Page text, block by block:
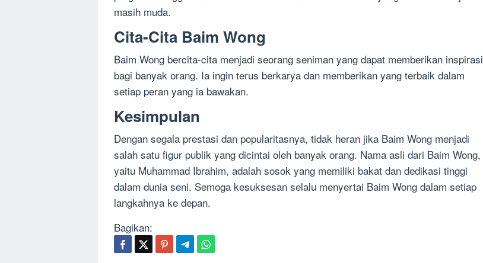
masih muda.
Cita-Cita Baim Wong
Baim Wong bercita-cita menjadi seorang seniman yang dapat memberikan inspirasi
bagi banyak orang. Ia ingin terus berkarya dan memberikan yang terbaik dalam
setiap peran yang ia bawakan.
Kesimpulan
Dengan segala prestasi dan popularitasnya, tidak heran jika Baim Wong menjadi
salah satu figur publik yang dicintai oleh banyak orang. Nama asli dari Baim Wong,
yaitu Muhammad Ibrahim, adalah sosok yang memiliki bakat dan dedikasi tinggi
dalam dunia seni. Semoga kesuksesan selalu menyertai Baim Wong dalam setiap
langkahnya ke depan.
Bagikan: